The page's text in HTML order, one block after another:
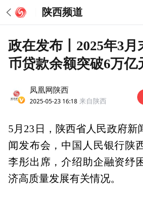
陕西频道
政在发布丨2025年3月
币贷款余额突破6万亿
凤凰网陕西
2025-05-23 16:18 来自陕西
5月23日，陕西省人民政府新
闻发布会，中国人民银行陕
李彤出席，介绍助企融资纾
济高质量发展有关情况。